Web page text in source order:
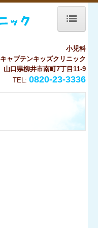
小児科
キャプテンキッズクリニック
山口県柳井市南町7丁目11-9
TEL: 0820-23-3336